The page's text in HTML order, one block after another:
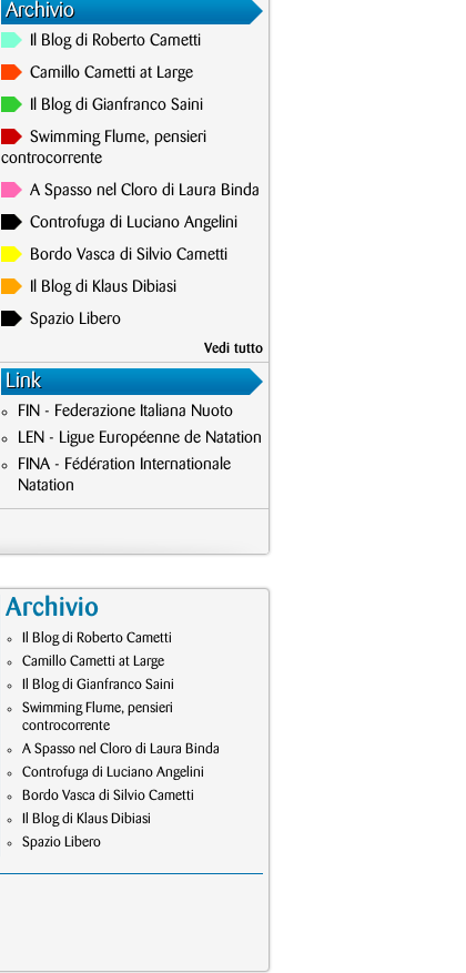
Archivio
Il Blog di Roberto Cametti
Camillo Cametti at Large
Il Blog di Gianfranco Saini
Swimming Flume, pensieri
controcorrente
A Spasso nel Cloro di Laura Binda
Controfuga di Luciano Angelini
Bordo Vasca di Silvio Cametti
Il Blog di Klaus Dibiasi
Spazio Libero
Vedi tutto
Link
FIN - Federazione Italiana Nuoto
LEN - Ligue Européenne de Natation
FINA - Fédération Internationale
Natation
Archivio
Il Blog di Roberto Cametti
Camillo Cametti at Large
Il Blog di Gianfranco Saini
Swimming Flume, pensieri
controcorrente
A Spasso nel Cloro di Laura Binda
Controfuga di Luciano Angelini
Bordo Vasca di Silvio Cametti
Il Blog di Klaus Dibiasi
Spazio Libero